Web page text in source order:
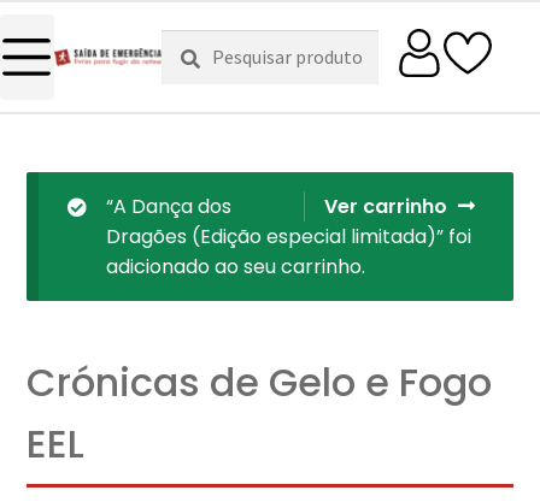
Pesquisar
por:
Pesquisa
Ver carrinho
“A Dança dos
Dragões (Edição especial limitada)” foi
adicionado ao seu carrinho.
Crónicas de Gelo e Fogo
EEL